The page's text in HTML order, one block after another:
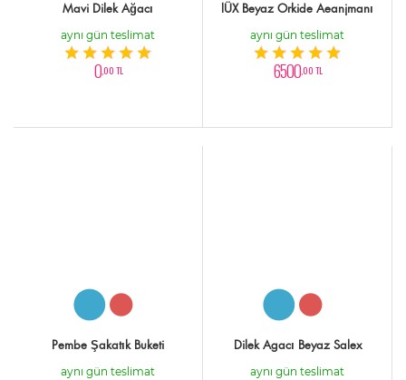
Mavi Dilek Ağacı
aynı gün teslimat
0,00 TL
lÜX Beyaz Orkide Aeanjmanı
aynı gün teslimat
6500,00 TL
Pembe Şakatık Buketi
aynı gün teslimat
Dilek Agacı Beyaz Salex
aynı gün teslimat